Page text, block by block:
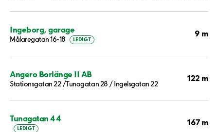
Ingeborg, garage
Målaregatan 16-18 LEDIGT
9 m
Angero Borlänge II AB
Stationsgatan 22 /Tunagatan 28 / Ingelsgatan 22
122 m
Tunagatan 44
LEDIGT
167 m